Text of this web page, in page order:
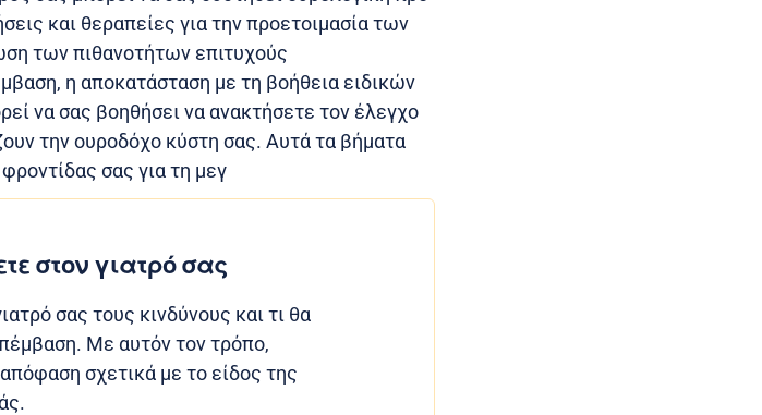
και θεραπείες για την προετοιμασία των
των πιθανοτήτων επιτυχούς
η αποκατάσταση με τη βοήθεια ειδικών
να σας βοηθήσει να ανακτήσετε τον έλεγχο
την ουροδόχο κύστη σας. Αυτά τα βήματα
σας για τη μεγ
στον γιατρό σας
σας τους κινδύνους και τι θα
Με αυτόν τον τρόπο,
σχετικά με το είδος της